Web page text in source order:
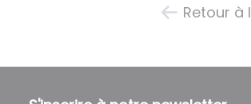
Retour à